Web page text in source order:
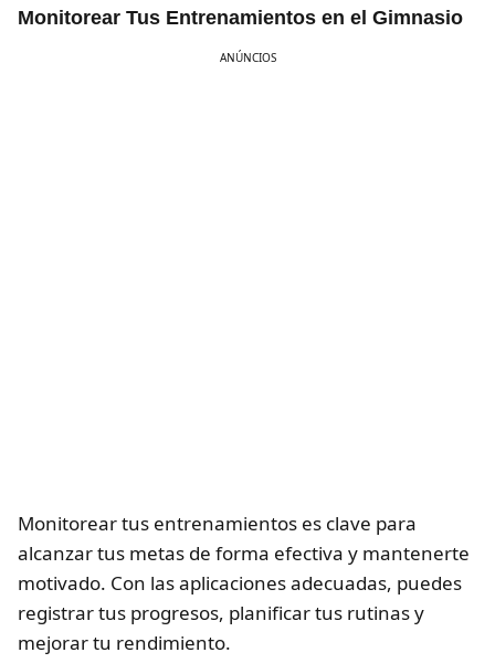
Monitorear Tus Entrenamientos en el Gimnasio
ANÚNCIOS
Monitorear tus entrenamientos es clave para
alcanzar tus metas de forma efectiva y mantenerte
motivado. Con las aplicaciones adecuadas, puedes
registrar tus progresos, planificar tus rutinas y
mejorar tu rendimiento.